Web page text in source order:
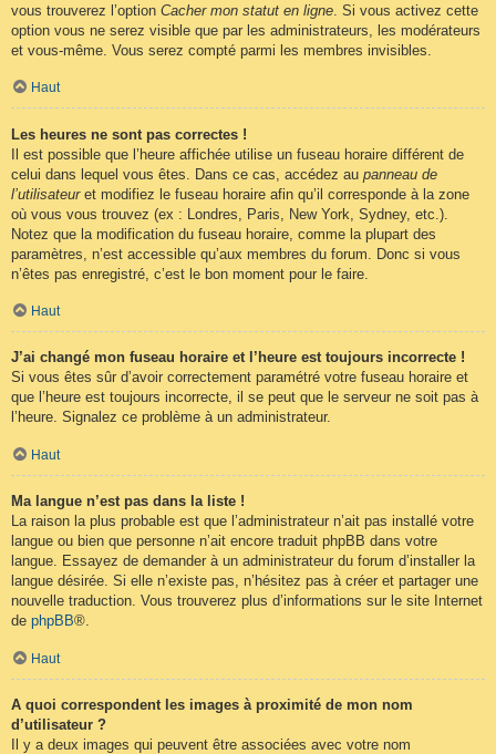
vous trouverez l’option Cacher mon statut en ligne . Si vous activez cette
option vous ne serez visible que par les administrateurs, les modérateurs
et vous-même. Vous serez compté parmi les membres invisibles.
Haut
Les heures ne sont pas correctes !
Il est possible que l’heure affichée utilise un fuseau horaire différent de
celui dans lequel vous êtes. Dans ce cas, accédez au panneau de
l’utilisateuret modifiez le fuseau horaire afin qu’il corresponde à la zone
où vous vous trouvez (ex : Londres, Paris, New York, Sydney, etc.).
Notez que la modification du fuseau horaire, comme la plupart des
paramètres, n’est accessible qu’aux membres du forum. Donc si vous
n’êtes pas enregistré, c’est le bon moment pour le faire.
Haut
J’ai changé mon fuseau horaire et l’heure est toujours incorrecte !
Si vous êtes sûr d’avoir correctement paramétré votre fuseau horaire et
que l’heure est toujours incorrecte, il se peut que le serveur ne soit pas à
l’heure. Signalez ce problème à un administrateur.
Haut
Ma langue n’est pas dans la liste !
La raison la plus probable est que l’administrateur n’ait pas installé votre
langue ou bien que personne n’ait encore traduit phpBB dans votre
langue. Essayez de demander à un administrateur du forum d’installer la
langue désirée. Si elle n’existe pas, n’hésitez pas à créer et partager une
nouvelle traduction. Vous trouverez plus d’informations sur le site Internet
de phpBB®.
Haut
A quoi correspondent les images à proximité de mon nom
d’utilisateur ?
Il y a deux images qui peuvent être associées avec votre nom